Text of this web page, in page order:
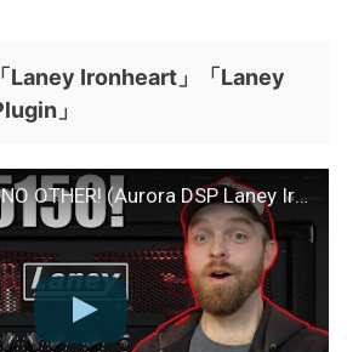
Laney Ironheart」「Laney
」
An Amp-Sim Like NO OTHER! (Aurora DSP Laney Ironheart)